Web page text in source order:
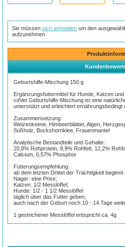
Sie müssensich anmelden um den
aufzunehmen.
Geburtshilfe-Mischung 150 g
Ergänzungsfuttermittel für Hunde, Katzen und
cdVet Geburtshilfe-Mischung ist eine
unterstützt und erleichtert ernährungsbedingt
Zusammensetzung:
Weizenkeime, Himbeerblätter, Algen,
Süßholz, Bockshornklee, Frauenmantel
Analytische Bestandteile und Gehalte:
20,8% Rohprotein, 8,9% Rohfett, 12,2%
Calcium, 0,57% Phosphor
Fütterungsempfehlung:
ab dem letzten Drittel der Trächtigkeit beginnt
Nager: eine Prise;
Katzen: 1/2 Messlöffel;
Hunde: 1/2 - 1 1/2 Messlöffel
täglich über das Futter geben,
auch nach der Geburt noch 10 - 14 Tage
1 gestrichener Messlöffel entspricht ca. 4g